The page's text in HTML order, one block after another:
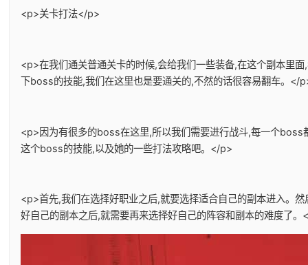
<p>关卡打法</p>
<p>在我们通关普通关卡的时候,会给我们一些装备,在这个副本里
下boss的技能,我们在这里也是要通关的,不然的话很容易翻车。</
<p>因为有很多的boss在这里,所以我们需要进行战斗,每一个
这个boss的技能,以及她的一些打法攻略吧。</p>
<p>首先,我们在选择好职业之后,就要选择适合自己的副本进入。
好自己的副本之后,就需要再来选择好自己的阵容和副本的难度了。